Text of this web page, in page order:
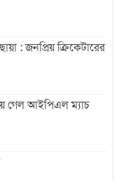
: জনপ্রিয় ক্রিকেটারের
গেল আইপিএল ম্যাচ